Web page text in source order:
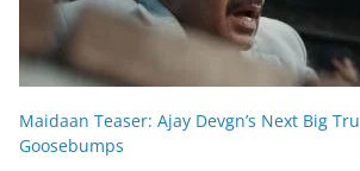
Maidaan Teaser: Ajay Devgn’s Next Big
Goosebumps